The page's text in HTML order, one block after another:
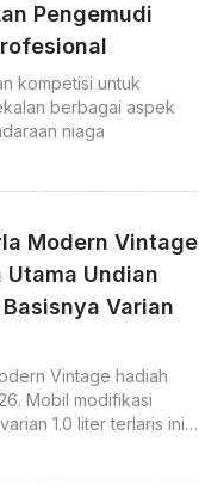
Pengemudi
kompetisi untuk
berbagai aspek
niaga
Modern Vintage
Undian
Basisnya Varian
Vintage hadiah
Mobil modifikasi
1.0 liter terlaris ini
pengunjung dan
dari Lampung.